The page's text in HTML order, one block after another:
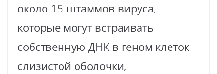
около 15 штаммов вируса,
которые могут встраивать
собственную ДНК в геном клеток
слизистой оболочки,